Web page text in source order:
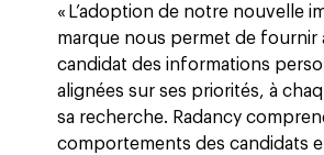
« L’adoption de notre nouvelle
marque nous permet de fournir
candidat des informations
alignées sur ses priorités, à
sa recherche. Radancy
comportements des candidats